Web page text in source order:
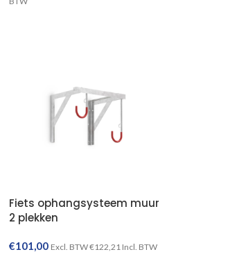
Fiets ophangsysteem muur
2 plekken
€101,00 Excl. BTW€122,21 Incl. BTW